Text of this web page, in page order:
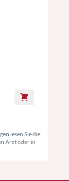
zzgl. Versand
zzgl. Versand
lesen Sie die
Arzt oder in